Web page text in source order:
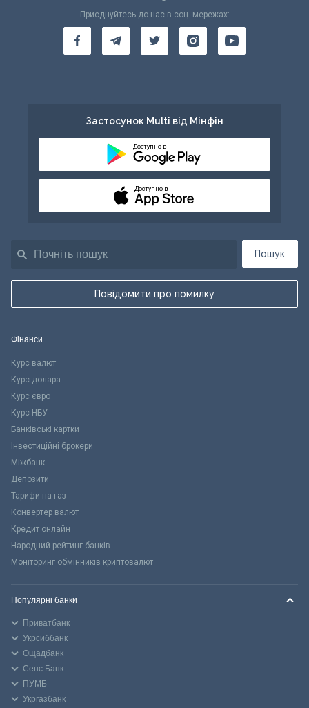
Пошук
Повідомити про помилку
Приєднуйтесь до нас в соц. мережах:
Застосунок Multi від Мінфін
Доступно в
Доступно в
Фінанси
Курс валют
Курс долара
Курс євро
Курс НБУ
Банківські картки
Інвестиційні брокери
Міжбанк
Депозити
Тарифи на газ
Конвертер валют
Кредит онлайн
Народний рейтинг банків
Моніторинг обмінників криптовалют
Популярні банки
Приватбанк
Укрсиббанк
Ощадбанк
Сенс Банк
ПУМБ
Укргазбанк